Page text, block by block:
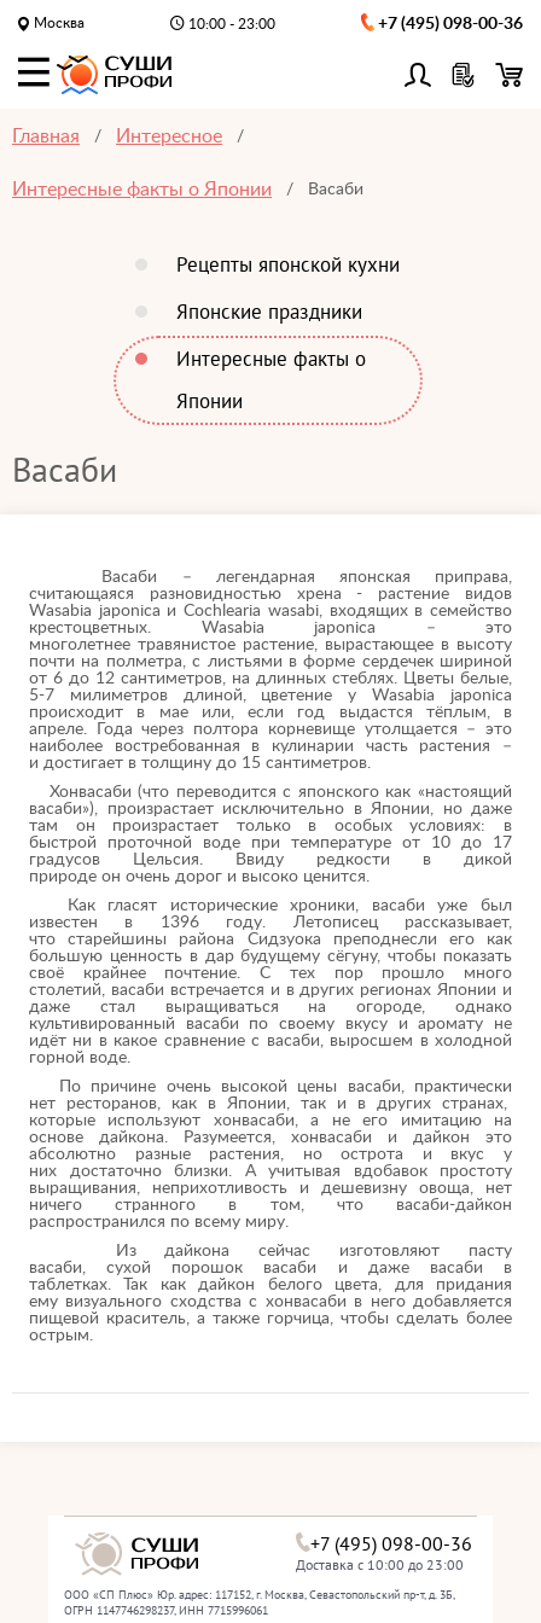
Москва 10:00 - 23:00 +7 (495) 098-00-36
Главная Интересное
Интересные факты о Японии Васаби
Рецепты японской кухни
Японские праздники
Интересные факты о
Японии
Васаби
Васаби – легендарная японская приправа,
считающаяся разновидностью хрена - растение видов
Wasabia japonica и Cochlearia wasabi, входящих в семейство
крестоцветных. Wasabia japonica – это
многолетнее травянистое растение, вырастающее в высоту
почти на полметра, с листьями в форме сердечек шириной
от 6 до 12 сантиметров, на длинных стеблях. Цветы белые,
5-7 милиметров длиной, цветение у Wasabia japonica
происходит в мае или, если год выдастся тёплым, в
апреле. Года через полтора корневище утолщается – это
наиболее востребованная в кулинарии часть растения –
и достигает в толщину до 15 сантиметров.
Хонвасаби (что переводится с японского как «настоящий
васаби»), произрастает исключительно в Японии, но даже
там он произрастает только в особых условиях: в
быстрой проточной воде при температуре от 10 до 17
градусов Цельсия. Ввиду редкости в дикой
природе он очень дорог и высоко ценится.
Как гласят исторические хроники, васаби уже был
известен в 1396 году. Летописец рассказывает,
что старейшины района Сидзуока преподнесли его как
большую ценность в дар будущему сёгуну, чтобы показать
своё крайнее почтение. С тех пор прошло много
столетий, васаби встречается и в других регионах Японии и
даже стал выращиваться на огороде, однако
культивированный васаби по своему вкусу и аромату не
идёт ни в какое сравнение с васаби, выросшем в холодной
горной воде.
По причине очень высокой цены васаби, практически
нет ресторанов, как в Японии, так и в других странах,
которые используют хонвасаби, а не его имитацию на
основе дайкона. Разумеется, хонвасаби и дайкон это
абсолютно разные растения, но острота и вкус у
них достаточно близки. А учитывая вдобавок простоту
выращивания, неприхотливость и дешевизну овоща, нет
ничего странного в том, что васаби-дайкон
распространился по всему миру.
Из дайкона сейчас изготовляют пасту
васаби, сухой порошок васаби и даже васаби в
таблетках. Так как дайкон белого цвета, для придания
ему визуального сходства с хонвасаби в него добавляется
пищевой краситель, а также горчица, чтобы сделать более
острым.
+7 (495) 098-00-36
Доставка с 10:00 до 23:00
ООО «СП Плюс» Юр. адрес: 117152, г. Москва, Севастопольский пр-т, д. 3Б,
ОГРН 1147746298237, ИНН 7715996061